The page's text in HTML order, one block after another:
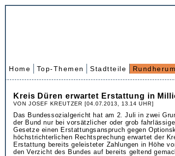
Home Top-Themen Stadtteile Rundherum
Kreis Düren erwartet Erstattung in
VON JOSEF KREUTZER [04.07.2013, 13.14 UHR]
Das Bundessozialgericht hat am 2. Juli in zwei
der Bund nur bei vorsätzlicher oder grob
Gesetze einen Erstattungsanspruch gegen
höchstrichterlichen Rechtsprechung erwartet der
Erstattung bereits geleisteter Zahlungen in Höhe
den Verzicht des Bundes auf bereits geltend